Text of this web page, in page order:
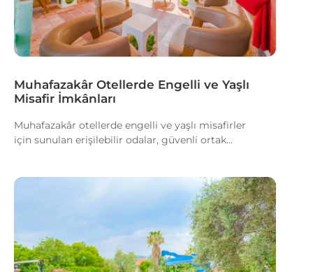
Muhafazakâr Otellerde Engelli ve Yaşlı
Misafir İmkânları
Muhafazakâr otellerde engelli ve yaşlı misafirler
için sunulan erişilebilir odalar, güvenli ortak...